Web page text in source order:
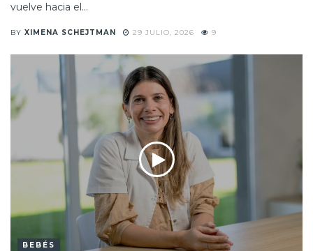
vuelve hacia el...
BY XIMENA SCHEJTMAN 29 JULIO, 2026 9
BEBÉS